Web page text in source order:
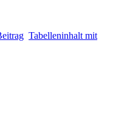
Tabelleninhalt mit